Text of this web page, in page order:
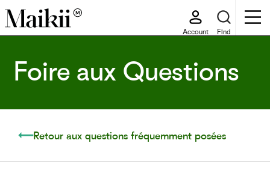
Account Find
Foire aux Questions
Retour aux questions fréquemment posées